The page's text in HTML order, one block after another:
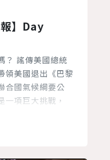
報】Day
？ 謠傳美國總統
領美國退出《巴黎
合國氣候綱要公
一項巨大挑戰，
短期的政治轉
大的排放國。